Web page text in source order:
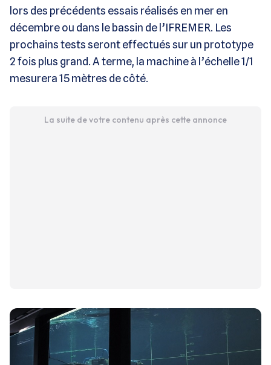
lors des précédents essais réalisés en mer en
décembre ou dans le bassin de l’IFREMER. Les
prochains tests seront effectués sur un prototype
2 fois plus grand. A terme, la machine à l’échelle 1/1
mesurera 15 mètres de côté.
La suite de votre contenu après cette annonce